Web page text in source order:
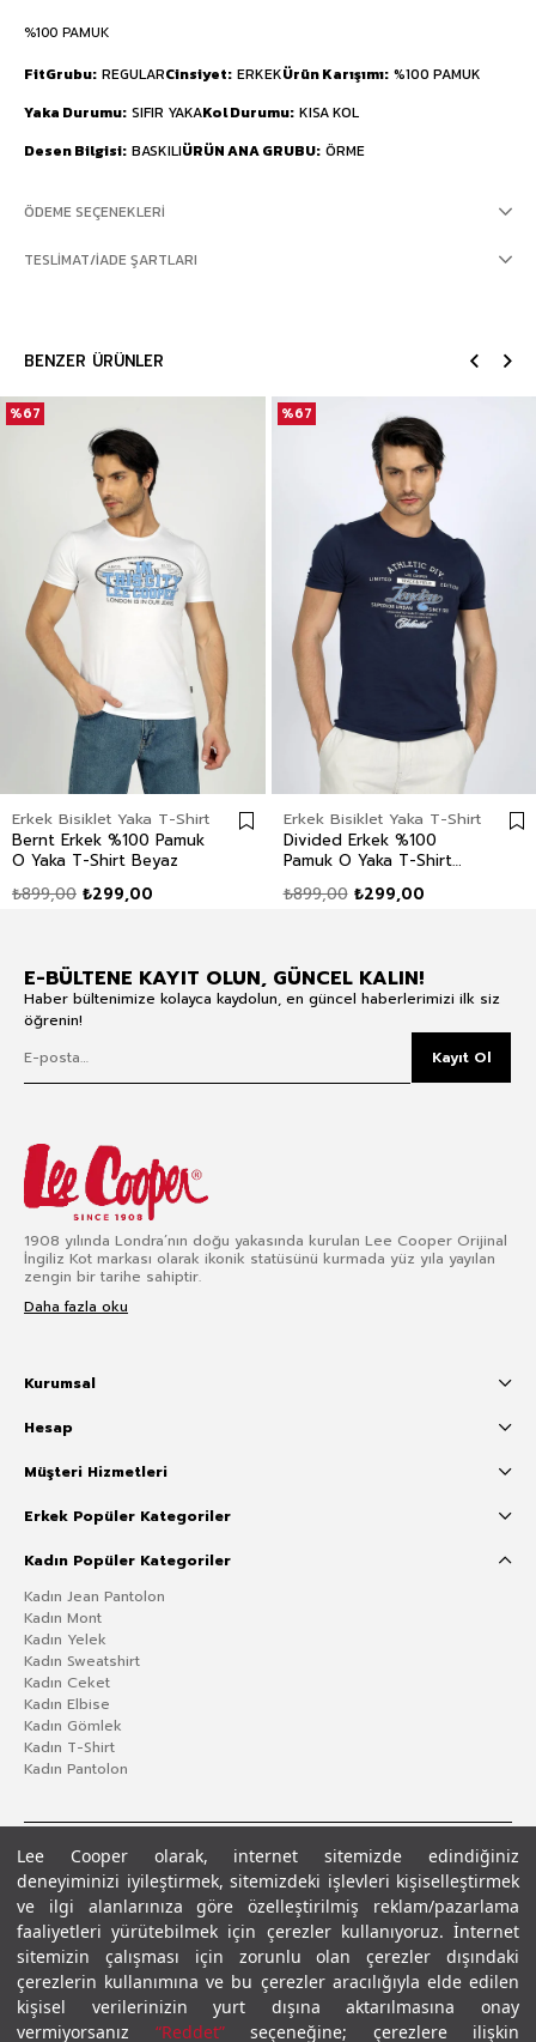
Lee Cooper olarak, internet sitemizde edindiğiniz
deneyiminizi iyileştirmek, sitemizdeki işlevleri kişiselleştirmek
ve ilgi alanlarınıza göre özelleştirilmiş reklam/pazarlama
faaliyetleri yürütebilmek için çerezler kullanıyoruz. İnternet
sitemizin çalışması için zorunlu olan çerezler dışındaki
çerezlerin kullanımına ve bu çerezler aracılığıyla elde edilen
kişisel verilerinizin yurt dışına aktarılmasına onay
vermiyorsanız “Reddet”seçeneğine; çerezlere ilişkin
%100 PAMUK
FitGrubu REGULARCinsiyet ERKEKÜrün Karışımı %100 PAMUK
Yaka Durumu SIFIR YAKAKol Durumu KISA KOL
Desen Bilgisi BASKILIÜRÜN ANA GRUBU ÖRME
ÖDEME SEÇENEKLERI
TESLIMAT/İADE ŞARTLARI
BENZER ÜRÜNLER
Erkek Bisiklet Yaka T-Shirt
Bernt Erkek %100 Pamuk
O Yaka T-Shirt Beyaz
₺299,00
₺899,00
%67
Erkek Bisiklet Yaka T-Shirt
Divided Erkek %100
Pamuk O Yaka T-Shirt
₺299,00
₺899,00
%67
E-BÜLTENE KAYIT OLUN, GÜNCEL KALIN!
Haber bültenimize kolayca kaydolun, en güncel haberlerimizi ilk siz
öğrenin!
Kayıt Ol
1908 yılında Londra’nın doğu yakasında kurulan Lee Cooper Orijinal
İngiliz Kot markası olarak ikonik statüsünü kurmada yüz yıla yayılan
zengin bir tarihe sahiptir.
Daha fazla oku
Kurumsal
Hesap
Müşteri Hizmetleri
Erkek Popüler Kategoriler
Kadın Popüler Kategoriler
Kadın Jean Pantolon
Kadın Mont
Kadın Yelek
Kadın Sweatshirt
Kadın Ceket
Kadın Elbise
Kadın Gömlek
Kadın T-Shirt
Kadın Pantolon
Gizlilik PolitikasıÇerez Politikası KVKK Aydınlatma MetniŞartlar ve Koşullar
© 2026 Leecooper - Tüm Hakları Saklıdır.